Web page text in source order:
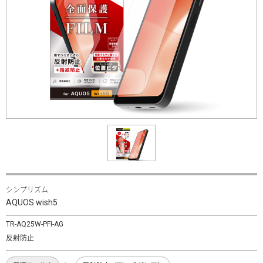
シンプリズム
AQUOS wish5
TR-AQ25W-PFI-AG
反射防止